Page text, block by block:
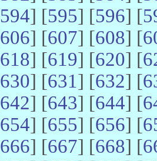
594] [595] [596] [
606] [607] [608] [
618] [619] [620] [
630] [631] [632] [
642] [643] [644] [
654] [655] [656] [
666] [667] [668] [